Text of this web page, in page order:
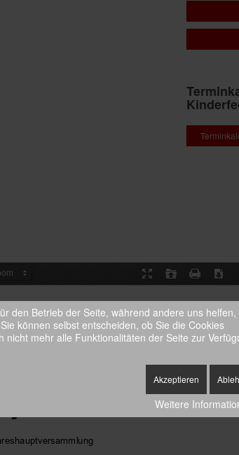
den Betrieb der Seite, während andere uns helfen,
können selbst entscheiden, ob Sie die Cookies
mehr alle Funktionalitäten der Seite zur
Akzeptieren
Weitere